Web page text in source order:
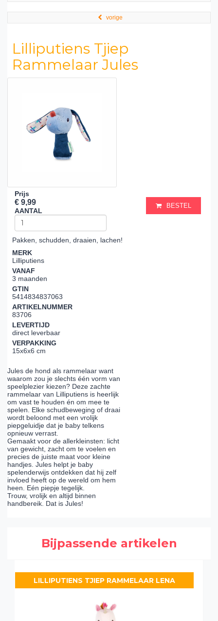
vorige
Lilliputiens Tjiep
Rammelaar Jules
Prijs
€ 9,99
AANTAL
BESTEL
Pakken, schudden, draaien, lachen!
MERK
Lilliputiens
VANAF
3 maanden
GTIN
5414834837063
ARTIKELNUMMER
83706
LEVERTIJD
direct leverbaar
VERPAKKING
15x6x6 cm
Jules de hond als rammelaar want
waarom zou je slechts één vorm van
speelplezier kiezen? Deze zachte
rammelaar van Lilliputiens is heerlijk
om vast te houden én om mee te
spelen. Elke schudbeweging of draai
wordt beloond met een vrolijk
piepgeluidje dat je baby telkens
opnieuw verrast.
Gemaakt voor de allerkleinsten: licht
van gewicht, zacht om te voelen en
precies de juiste maat voor kleine
handjes. Jules helpt je baby
spelenderwijs ontdekken dat hij zelf
invloed heeft op de wereld om hem
heen. Eén piepje tegelijk.
Trouw, vrolijk en altijd binnen
handbereik. Dat is Jules!
Bijpassende artikelen
LILLIPUTIENS TJIEP RAMMELAAR LENA